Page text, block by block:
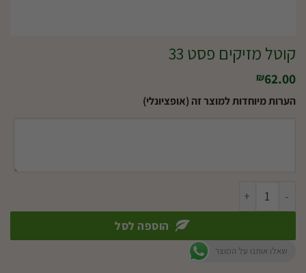
קוטל מזיקים פסט 33
₪62.00
הערות מיוחדות למוצר זה (אופציונלי)
כמות של קוטל מזיקים פסט 33
הוספה לסל
שאלו אותנו על המוצר